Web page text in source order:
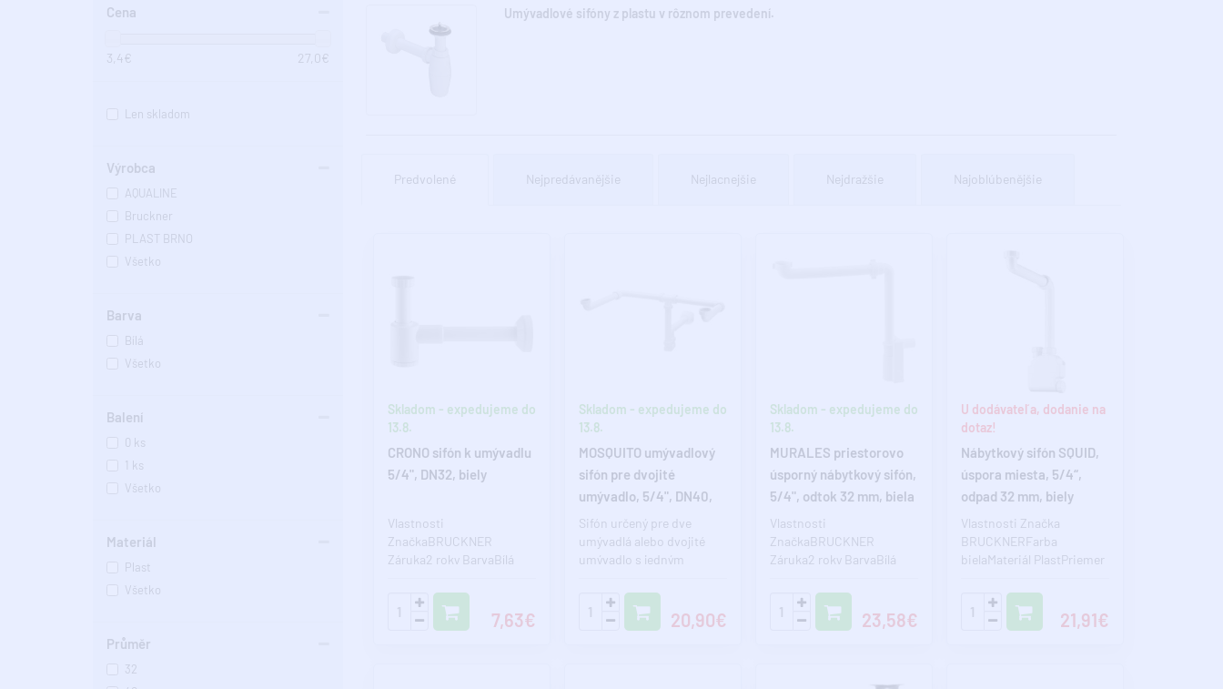
Cena
3,4€ 27,0€
Len skladom
Výrobca
AQUALINE
Bruckner
PLAST BRNO
Všetko
Barva
Bílá
Všetko
Balení
0 ks
1 ks
Všetko
Materiál
Plast
Všetko
Průměr
32
Umývadlové sifóny z plastu v rôznom prevedení.
Predvolené Nejpredávanějšie Nejlacnejšie Nejdražšie Najoblúbenějšie
Skladom - expedujeme do
13.8.
CRONO sifón k umývadlu
5/4", DN32, biely
Vlastnosti
ZnačkaBRUCKNER
Záruka2 roky BarvaBílá
odpadu32 mm Velikost z..
7,63€
Skladom - expedujeme do
13.8.
MOSQUITO umývadlový
sifón pre dvojité
umývadlo, 5/4", DN40,
biela
Sifón určený pre dve
umývadlá alebo dvojité
umývadlo s jedným
odtokov maximálne ..
20,90€
Skladom - expedujeme do
13.8.
MURALES priestorovo
úsporný nábytkový sifón,
5/4", odtok 32 mm, biela
Vlastnosti
ZnačkaBRUCKNER
Záruka2 roky BarvaBílá
odpadu32 mm Velik..
23,58€
U dodávateľa, dodanie na
dotaz!
Nábytkový sifón SQUID,
úspora miesta, 5/4“,
odpad 32 mm, biely
Vlastnosti Značka
BRUCKNERFarba
bielaMateriál PlastPriemer
závitu 5/4“Vybavenie..
21,91€